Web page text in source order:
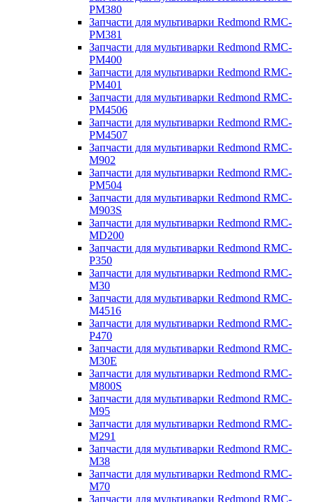
PM380
Запчасти для мультиварки Redmond RMC-
PM381
Запчасти для мультиварки Redmond RMC-
PM400
Запчасти для мультиварки Redmond RMC-
PM401
Запчасти для мультиварки Redmond RMC-
PM4506
Запчасти для мультиварки Redmond RMC-
PM4507
Запчасти для мультиварки Redmond RMC-
M902
Запчасти для мультиварки Redmond RMC-
PM504
Запчасти для мультиварки Redmond RMC-
M903S
Запчасти для мультиварки Redmond RMC-
MD200
Запчасти для мультиварки Redmond RMC-
P350
Запчасти для мультиварки Redmond RMC-
M30
Запчасти для мультиварки Redmond RMC-
M4516
Запчасти для мультиварки Redmond RMC-
P470
Запчасти для мультиварки Redmond RMC-
M30E
Запчасти для мультиварки Redmond RMC-
M800S
Запчасти для мультиварки Redmond RMC-
M95
Запчасти для мультиварки Redmond RMC-
M291
Запчасти для мультиварки Redmond RMC-
M38
Запчасти для мультиварки Redmond RMC-
M70
Запчасти для мультиварки Redmond RMC-